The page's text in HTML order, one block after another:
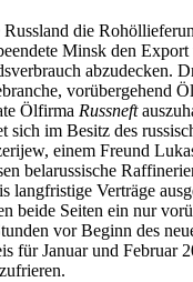
die
Minsk den
abzudecken.
vorüber­gehend
Ölfirma Russneft
sich im Besitz des
einem Freund
belarus­sische
langfristige Verträge
beide Seiten ein nur
vor Beginn des
für Januar und Februar